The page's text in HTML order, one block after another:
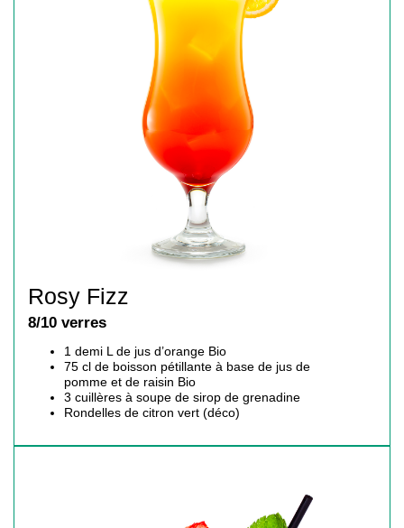
Rosy Fizz
8/10 verres
1 demi L de jus d’orange Bio
75 cl de boisson pétillante à base de jus de
pomme et de raisin Bio
3 cuillères à soupe de sirop de grenadine
Rondelles de citron vert (déco)